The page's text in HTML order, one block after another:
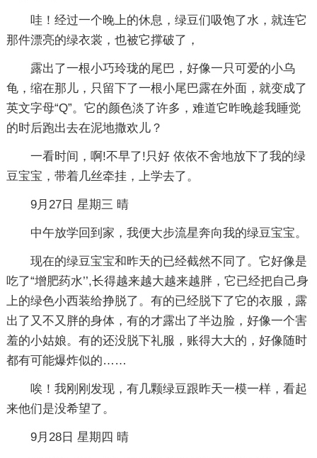
哇！经过一个晚上的休息，绿豆们吸饱了水，就连它
那件漂亮的绿衣裳，也被它撑破了，
露出了一根小巧玲珑的尾巴，好像一只可爱的小乌
龟，缩在那儿，只留下了一根小尾巴露在外面，就变成了
英文字母“Q”。它的颜色淡了许多，难道它昨晚趁我睡觉
的时后跑出去在泥地撒欢儿？
一看时间，啊!不早了!只好 依依不舍地放下了我的绿
豆宝宝，带着几丝牵挂，上学去了。
9月27日 星期三 晴
中午放学回到家，我便大步流星奔向我的绿豆宝宝。
现在的绿豆宝宝和昨天的已经截然不同了。它好像是
吃了“增肥药水’’,长得越来越大越来越胖，它已经把自己身
上的绿色小西装给挣脱了。有的已经脱下了它的衣服，露
出了又不又胖的身体，有的才露出了半边脸，好像一个害
羞的小姑娘。有的还没脱下礼服，账得大大的，好像随时
都有可能爆炸似的……
唉！我刚刚发现，有几颗绿豆跟昨天一模一样，看起
来他们是没希望了。
9月28日 星期四 晴